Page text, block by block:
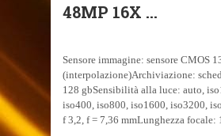
48MP 16X ...
Sensore immagine: sensore CMOS
(interpolazione)Archiviazione:
128 gbSensibilità alla luce: auto,
iso400, iso800, iso1600, iso3200,
f 3,2, f = 7,36 mmLunghezza focale: